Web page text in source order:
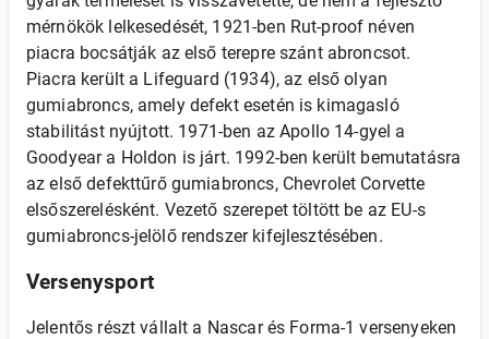
mérnökök lelkesedését, 1921-ben Rut-proof néven
piacra bocsátják az első terepre szánt abroncsot.
Piacra került a Lifeguard (1934), az első olyan
gumiabroncs, amely defekt esetén is kimagasló
stabilitást nyújtott. 1971-ben az Apollo 14-gyel a
Goodyear a Holdon is járt. 1992-ben került bemutatásra
az első defekttűrő gumiabroncs, Chevrolet Corvette
elsőszerelésként. Vezető szerepet töltött be az EU-s
gumiabroncs-jelölő rendszer kifejlesztésében.
Versenysport
Jelentős részt vállalt a Nascar és Forma-1 versenyeken